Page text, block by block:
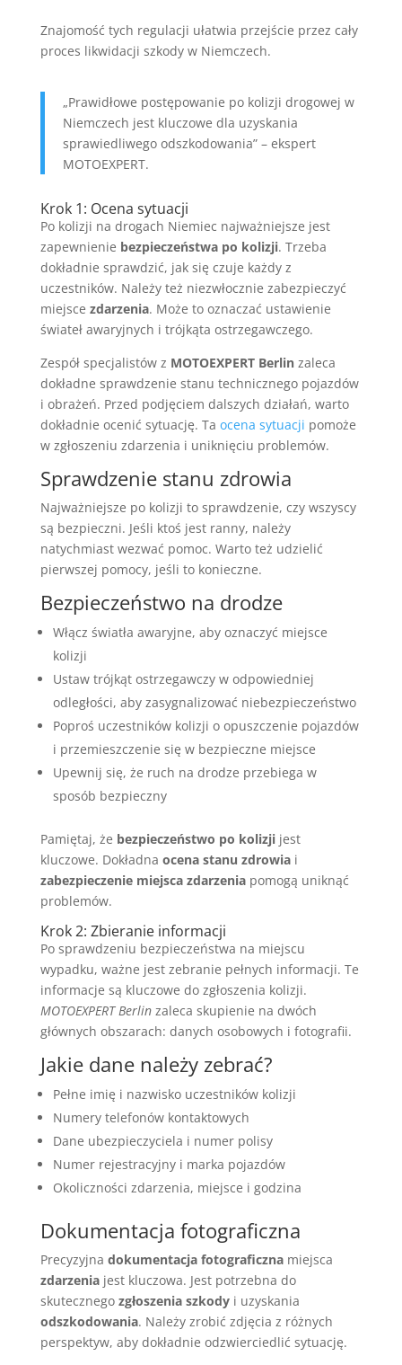
Znajomość tych regulacji ułatwia przejście przez cały
proces likwidacji szkody w Niemczech.
„Prawidłowe postępowanie po kolizji drogowej w
Niemczech jest kluczowe dla uzyskania
sprawiedliwego odszkodowania” – ekspert
MOTOEXPERT.
Krok 1: Ocena sytuacji
Po kolizji na drogach Niemiec najważniejsze jest
zapewnienie bezpieczeństwa po kolizji. Trzeba
dokładnie sprawdzić, jak się czuje każdy z
uczestników. Należy też niezwłocznie zabezpieczyć
miejsce zdarzenia. Może to oznaczać ustawienie
świateł awaryjnych i trójkąta ostrzegawczego.
Zespół specjalistów z MOTOEXPERT Berlinzaleca
dokładne sprawdzenie stanu technicznego pojazdów
i obrażeń. Przed podjęciem dalszych działań, warto
dokładnie ocenić sytuację. Ta ocena sytuacji pomoże
w zgłoszeniu zdarzenia i uniknięciu problemów.
Sprawdzenie stanu zdrowia
Najważniejsze po kolizji to sprawdzenie, czy wszyscy
są bezpieczni. Jeśli ktoś jest ranny, należy
natychmiast wezwać pomoc. Warto też udzielić
pierwszej pomocy, jeśli to konieczne.
Bezpieczeństwo na drodze
Włącz światła awaryjne, aby oznaczyć miejsce
kolizji
Ustaw trójkąt ostrzegawczy w odpowiedniej
odległości, aby zasygnalizować niebezpieczeństwo
Poproś uczestników kolizji o opuszczenie pojazdów
i przemieszczenie się w bezpieczne miejsce
Upewnij się, że ruch na drodze przebiega w
sposób bezpieczny
Pamiętaj, że bezpieczeństwo po kolizjijest
kluczowe. Dokładna ocena stanu zdrowiai
zabezpieczenie miejsca zdarzeniapomogą uniknąć
problemów.
Krok 2: Zbieranie informacji
Po sprawdzeniu bezpieczeństwa na miejscu
wypadku, ważne jest zebranie pełnych informacji. Te
informacje są kluczowe do zgłoszenia kolizji.
MOTOEXPERT Berlinzaleca skupienie na dwóch
głównych obszarach: danych osobowych i fotografii.
Jakie dane należy zebrać?
Pełne imię i nazwisko uczestników kolizji
Numery telefonów kontaktowych
Dane ubezpieczyciela i numer polisy
Numer rejestracyjny i marka pojazdów
Okoliczności zdarzenia, miejsce i godzina
Dokumentacja fotograficzna
Precyzyjna dokumentacja fotograficznamiejsca
zdarzeniajest kluczowa. Jest potrzebna do
skutecznego zgłoszenia szkodyi uzyskania
odszkodowania. Należy zrobić zdjęcia z różnych
perspektyw, aby dokładnie odzwierciedlić sytuację.